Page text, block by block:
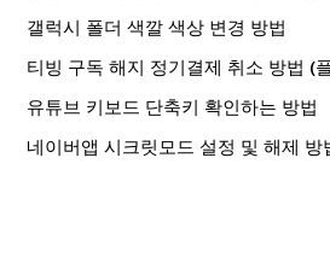
갤럭시 폴더 색깔 색상 변경 방법
티빙 구독 해지 정기결제 취소 방법 (
유튜브 키보드 단축키 확인하는 방법
네이버앱 시크릿모드 설정 및 해제 방